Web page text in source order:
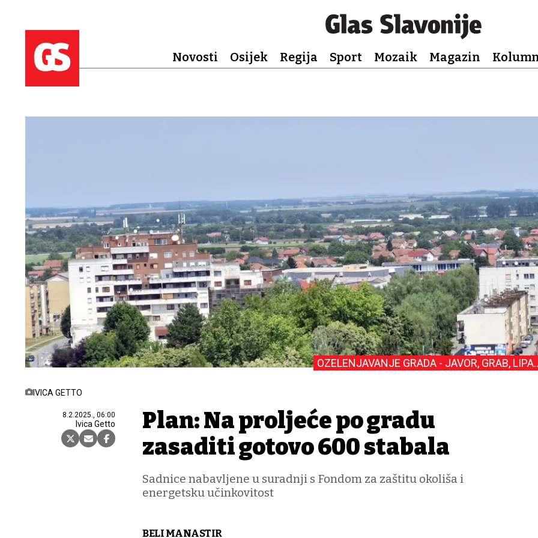
Novosti Osijek Regija Sport Mozaik Magazin
IVICA GETTO
8.2.2025., 06:00
Ivica Getto
OZELENJAVANJE GRADA - JAVOR, GRAB,
Plan: Na proljeće po gradu
zasaditi gotovo 600 stabala
Sadnice nabavljene u suradnji s Fondom za zaštitu okoliša i
energetsku učinkovitost
BELI MANASTIR